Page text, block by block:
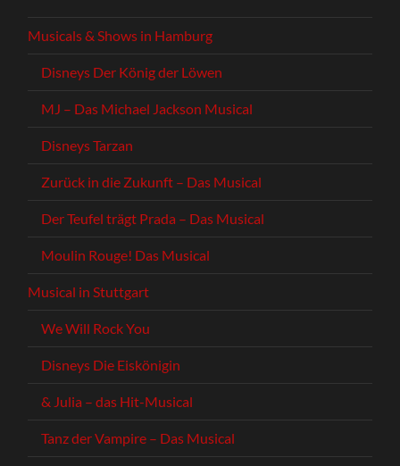
Musicals & Shows in Hamburg
Disneys Der König der Löwen
MJ – Das Michael Jackson Musical
Disneys Tarzan
Zurück in die Zukunft – Das Musical
Der Teufel trägt Prada – Das Musical
Moulin Rouge! Das Musical
Musical in Stuttgart
We Will Rock You
Disneys Die Eiskönigin
& Julia – das Hit-Musical
Tanz der Vampire – Das Musical